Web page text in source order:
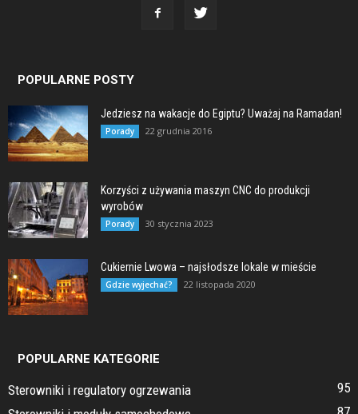
POPULARNE POSTY
Jedziesz na wakacje do Egiptu? Uważaj na Ramadan!
Porady 22 grudnia 2016
Korzyści z używania maszyn CNC do produkcji
wyrobów
Porady 30 stycznia 2023
Cukiernie Lwowa – najsłodsze lokale w mieście
Gdzie wyjechać? 22 listopada 2020
POPULARNE KATEGORIE
Sterowniki i regulatory ogrzewania
95